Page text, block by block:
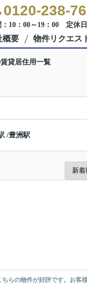
0120-238-
10：00～19：00 定休日
概要 物件リクエス
貸居住用一覧
/豊洲駅
らの物件が好評です。お客